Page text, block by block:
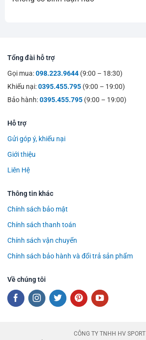
Tổng đài hỗ trợ
Gọi mua:098.223.9644 (9:00 – 18:30)
Khiếu nại:0395.455.795 (9:00 – 19:00)
Bảo hành:0395.455.795 (9:00 – 19:00)
Hỗ trợ
Gửi góp ý, khiếu nại
Giới thiệu
Liên Hệ
Thông tin khác
Chính sách bảo mật
Chính sách thanh toán
Chính sách vận chuyển
Chính sách bảo hành và đổi trả sản phẩm
Về chúng tôi
CÔNG TY TNHH HV SPORT